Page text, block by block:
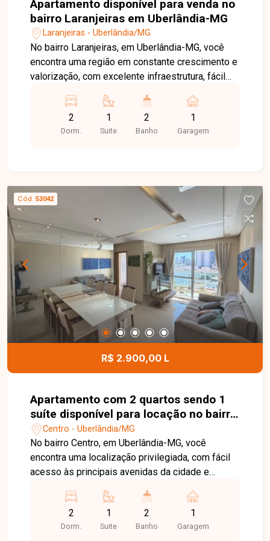
Apartamento disponível para venda no
bairro Laranjeiras em Uberlândia-MG
Laranjeiras - Uberlândia/MG
No bairro Laranjeiras, em Uberlândia-MG, você
encontra uma região em constante crescimento e
valorização, com excelente infraestrutura, fácil
proximidade com supermercados, escolas,
farmácias e diversos comércios, proporcionando
praticidade e qualidade de vida. Apartamento
cozinha, área de serviço e 1 vaga de garagem
coberta. O imóvel possui ambientes modernos,
bem distribuídos e excelente iluminação natural,
sendo ideal para quem busca conforto,
praticidade e a oportunidade de morar em um
imóvel de primeira locação. Uma excelente
oportunidade para quem deseja morar em um
apartamento novo, bem localizado e com todo o
conforto para o dia a dia. Entre em contato e
agende sua visita!
2
Dorm.
1
Suite
2
Banho
1
Garagem
Cód. 53042
R$ 2.900,00 L
Apartamento com 2 quartos sendo 1
suíte disponível para locação no bairro
Centro em Uberlândia-MG
Centro - Uberlândia/MG
No bairro Centro, em Uberlândia-MG, você
encontra uma localização privilegiada, com fácil
acesso às principais avenidas da cidade e
restaurantes, escolas e uma ampla variedade de
comércios e serviços, oferecendo praticidade e
qualidade de vida. Apartamento mobiliado
2
Dorm.
1
Suite
2
Banho
1
Garagem